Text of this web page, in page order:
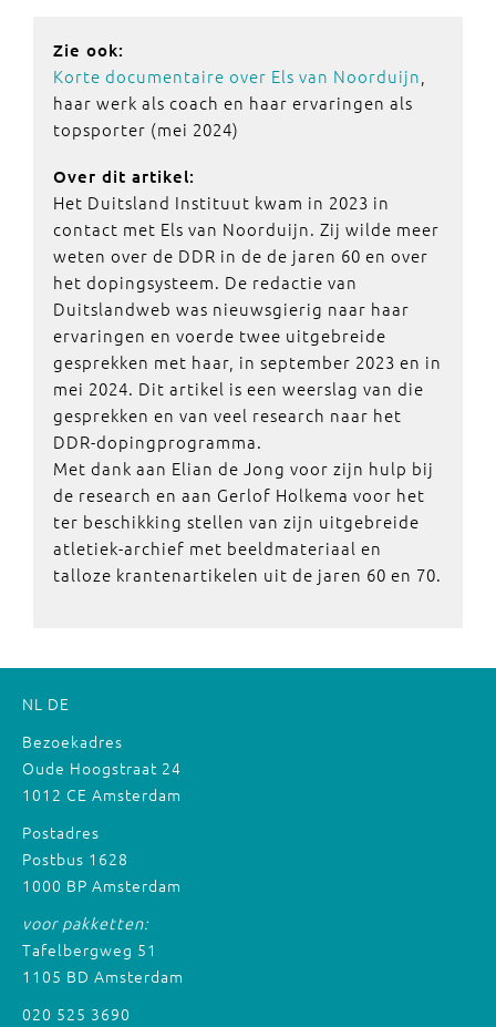
Zie ook:
Korte documentaire over Els van Noorduijn,
haar werk als coach en haar ervaringen als
topsporter (mei 2024)
Over dit artikel:
Het Duitsland Instituut kwam in 2023 in
contact met Els van Noorduijn. Zij wilde meer
weten over de DDR in de de jaren 60 en over
het dopingsysteem. De redactie van
Duitslandweb was nieuwsgierig naar haar
ervaringen en voerde twee uitgebreide
gesprekken met haar, in september 2023 en in
mei 2024. Dit artikel is een weerslag van die
gesprekken en van veel research naar het
DDR-dopingprogramma.
Met dank aan Elian de Jong voor zijn hulp bij
de research en aan Gerlof Holkema voor het
ter beschikking stellen van zijn uitgebreide
atletiek-archief met beeldmateriaal en
talloze krantenartikelen uit de jaren 60 en 70.
NL DE
Bezoekadres
Oude Hoogstraat 24
1012 CE Amsterdam
Postadres
Postbus 1628
1000 BP Amsterdam
voor pakketten:
Tafelbergweg 51
1105 BD Amsterdam
020 525 3690